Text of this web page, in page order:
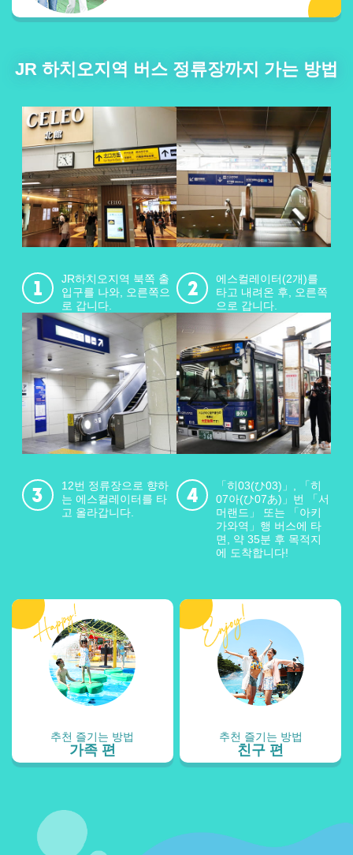
JR 하치오지역 버스 정류장까지 가는 방법
JR하치오지역 북쪽 출
입구를 나와, 오른쪽으
로 갑니다.
에스컬레이터(2개)를
타고 내려온 후, 오른쪽
으로 갑니다.
12번 정류장으로 향하
는 에스컬레이터를 타
고 올라갑니다.
「히03(ひ03)」, 「히
07아(ひ07あ)」번 「서
머랜드」 또는 「아키
가와역」행 버스에 타
면, 약 35분 후 목적지
에 도착합니다!
추천 즐기는 방법
가족 편
추천 즐기는 방법
친구 편